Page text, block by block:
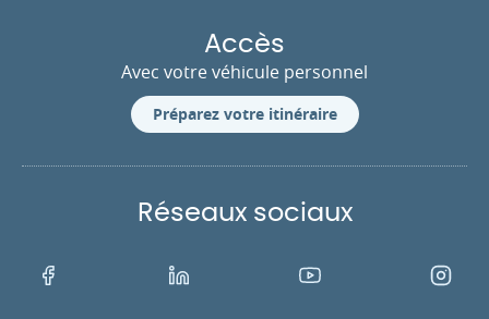
Accès
Avec votre véhicule personnel
Préparez votre itinéraire
Réseaux sociaux
Facebook LinkedIn Youtube